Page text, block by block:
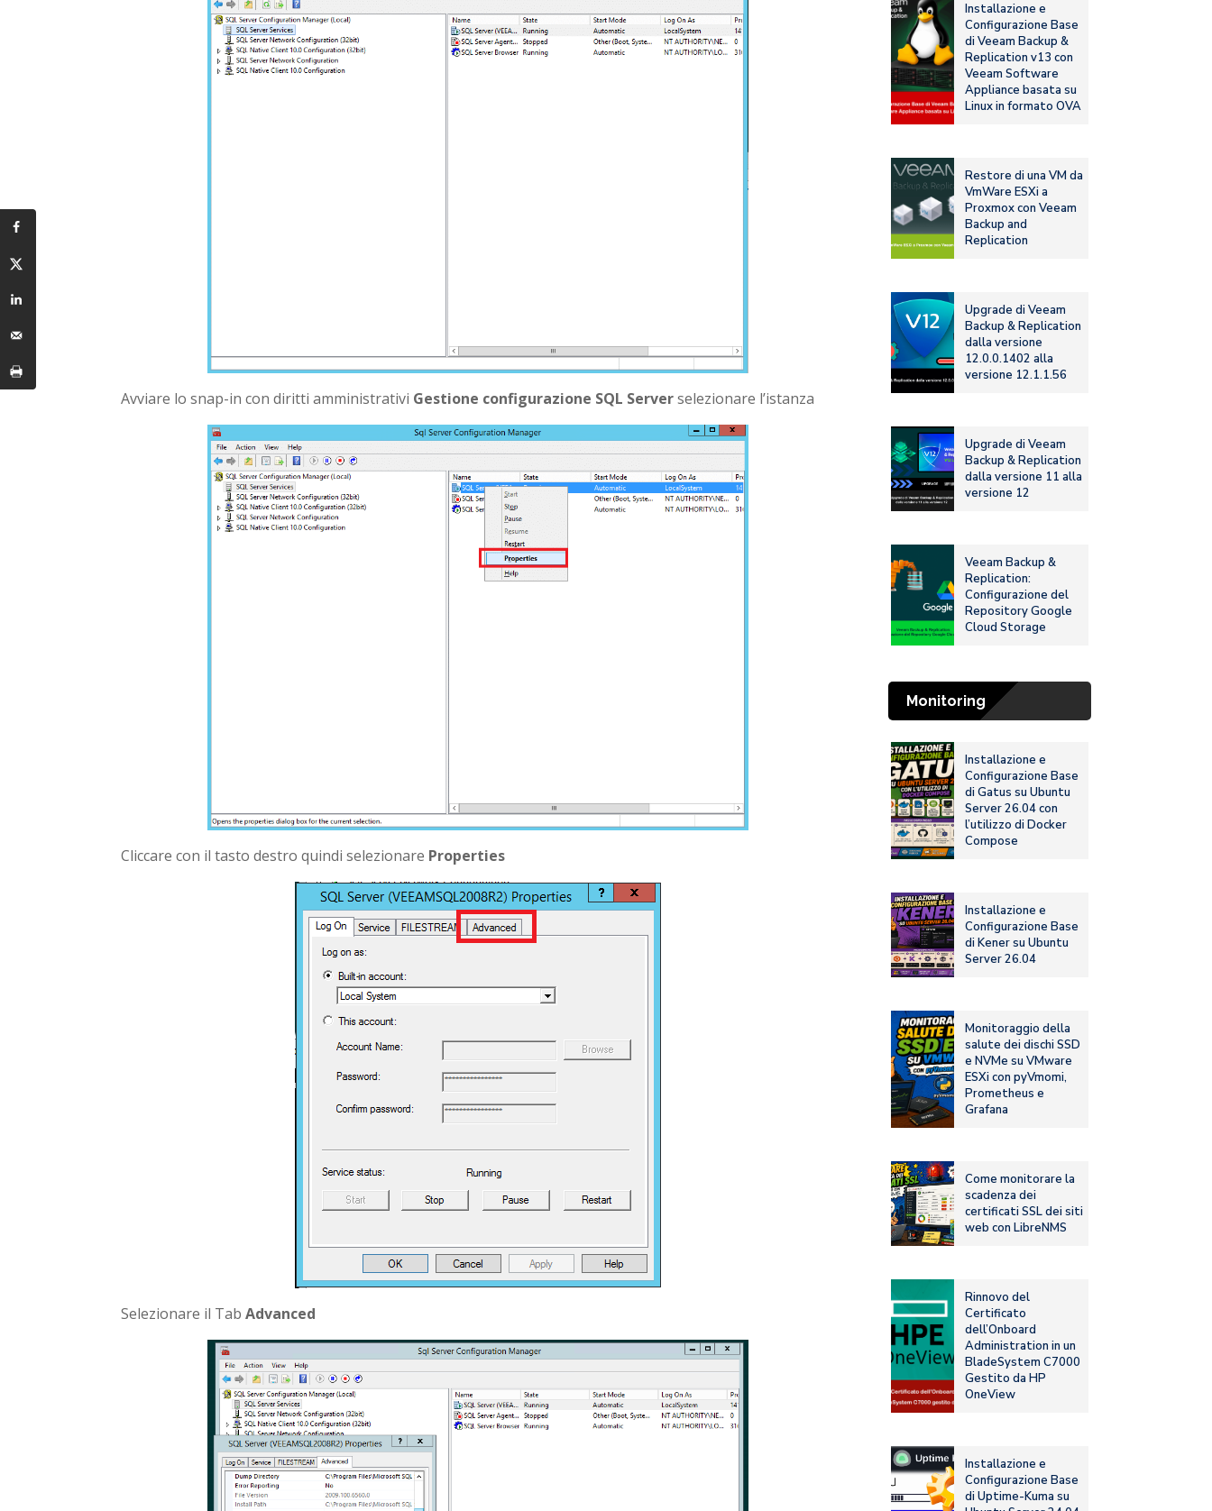
Avviare lo snap-in con diritti amministrativi Gestione configurazione SQL Serverselezionare l’istanza
Cliccare con il tasto destro quindi selezionare Properties
Selezionare il TabAdvanced
Installazione e
Configurazione Base
di Veeam Backup &
Replication v13 con
Veeam Software
Appliance basata su
Linux in formato OVA
Restore di una VM da
VmWare ESXi a
Proxmox con Veeam
Backup and
Replication
Upgrade di Veeam
Backup & Replication
dalla versione
12.0.0.1402 alla
versione 12.1.1.56
Upgrade di Veeam
Backup & Replication
dalla versione 11 alla
versione 12
Veeam Backup &
Replication:
Configurazione del
Repository Google
Cloud Storage
Monitoring
Installazione e
Configurazione Base
di Gatus su Ubuntu
Server 26.04 con
l’utilizzo di Docker
Compose
Installazione e
Configurazione Base
di Kener su Ubuntu
Server 26.04
Monitoraggio della
salute dei dischi SSD
e NVMe su VMware
ESXi con pyVmomi,
Prometheus e
Grafana
Come monitorare la
scadenza dei
certificati SSL dei siti
web con LibreNMS
Rinnovo del
Certificato
dell’Onboard
Administration in un
BladeSystem C7000
Gestito da HP
OneView
Installazione e
Configurazione Base
di Uptime-Kuma su